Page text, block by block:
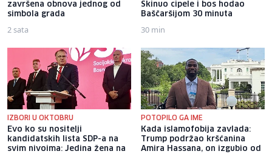
završena obnova jednog od
simbola grada
2 sata
Skinuo cipele i bos hodao
Baščaršijom 30 minuta
30 min
IZBORI U OKTOBRU
Evo ko su nositelji
kandidatskih lista SDP-a na
svim nivoima: Jedina žena na
POTOPILO GA IME
Kada islamofobija zavlada:
Trump podržao kršćanina
Amira Hassana, on izgubio od